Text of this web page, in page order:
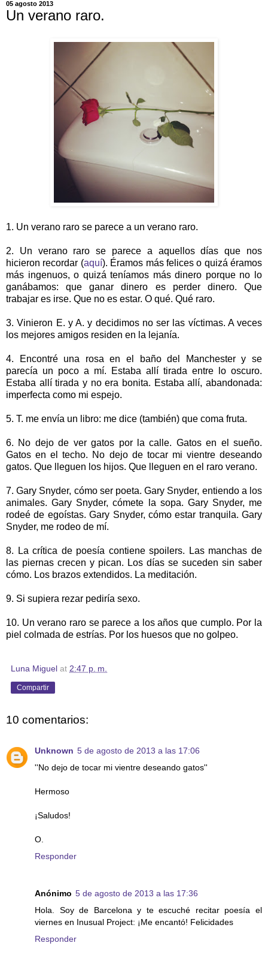
05 agosto 2013
Un verano raro.
1. Un verano raro se parece a un verano raro.
2. Un verano raro se parece a aquellos días que nos
hicieron recordar (aquí). Éramos más felices o quizá éramos
más ingenuos, o quizá teníamos más dinero porque no lo
ganábamos: que ganar dinero es perder dinero. Que
trabajar es irse. Que no es estar. O qué. Qué raro.
3. Vinieron E. y A. y decidimos no ser las víctimas. A veces
los mejores amigos residen en la lejanía.
4. Encontré una rosa en el baño del Manchester y se
parecía un poco a mí. Estaba allí tirada entre lo oscuro.
Estaba allí tirada y no era bonita. Estaba allí, abandonada:
imperfecta como mi espejo.
5. T. me envía un libro: me dice (también) que coma fruta.
6. No dejo de ver gatos por la calle. Gatos en el sueño.
Gatos en el techo. No dejo de tocar mi vientre deseando
gatos. Que lleguen los hijos. Que lleguen en el raro verano.
7. Gary Snyder, cómo ser poeta. Gary Snyder, entiendo a los
animales. Gary Snyder, cómete la sopa. Gary Snyder, me
rodeé de egoístas. Gary Snyder, cómo estar tranquila. Gary
Snyder, me rodeo de mí.
8. La crítica de poesía contiene spoilers. Las manchas de
las piernas crecen y pican. Los días se suceden sin saber
cómo. Los brazos extendidos. La meditación.
9. Si supiera rezar pediría sexo.
10. Un verano raro se parece a los años que cumplo. Por la
piel colmada de estrías. Por los huesos que no golpeo.
Luna Miguel at 2:47 p. m.
Compartir
10 comentarios:
Unknown 5 de agosto de 2013 a las 17:06
''No dejo de tocar mi vientre deseando gatos''
Hermoso
¡Saludos!
O.
Responder
Anónimo 5 de agosto de 2013 a las 17:36
Hola. Soy de Barcelona y te escuché recitar poesía el
viernes en Inusual Project: ¡Me encantó! Felicidades
Responder